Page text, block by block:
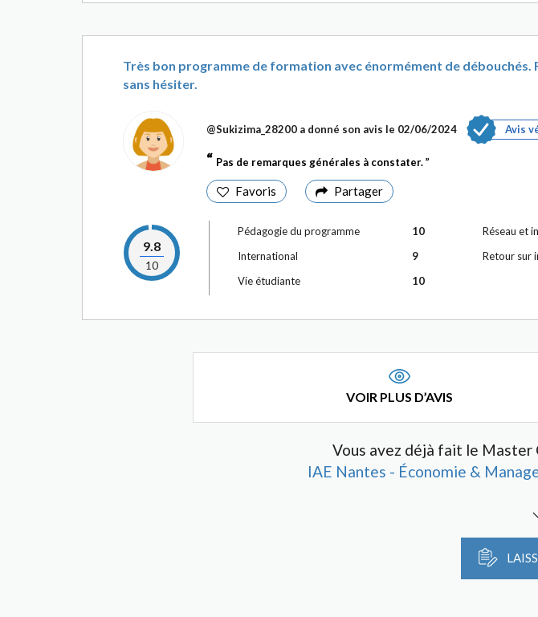
Très bon programme de formation avec énormément de débouchés.
sans hésiter.
@Sukizima_28200 a donné son avis le 02/06/2024 Avis
Pas de remarques générales à constater.
Favoris Partager
9.8
10
Pédagogie du programme
10
International
9
Vie étudiante
10
Réseau et
Retour sur
VOIR PLUS D’AVIS
Vous avez déjà fait le
IAE Nantes - Économie &